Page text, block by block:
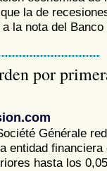
la de
la nota del
por
Générale
entidad financiera
hasta los